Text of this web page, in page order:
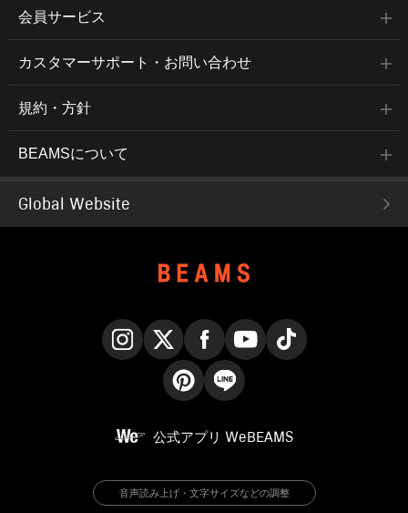
会員サービス
カスタマーサポート・お問い合わせ
規約・方針
BEAMSについて
Global Website
公式アプリ WeBEAMS
音声読み上げ・文字サイズなどの調整